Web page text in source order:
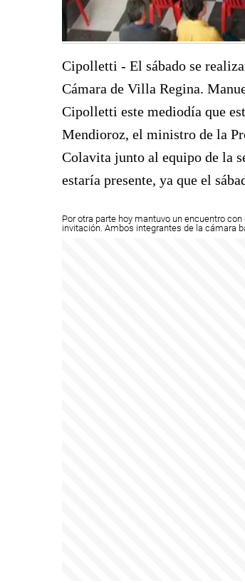
Cipolletti - El sábado se
Cámara de Villa Regina.
Cipolletti este mediodía que
Mendioroz, el ministro de la
Colavita junto al equipo de la
estaría presente, ya que el
Por otra parte hoy mantuvo un encuentro
invitación. Ambos integrantes de la cámara